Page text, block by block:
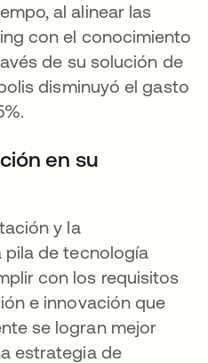
al alinear las
con el conocimiento
de su solución de
disminuyó el gasto
en su
y la
pila de tecnología
con los requisitos
e innovación que
se logran mejor
estrategia de